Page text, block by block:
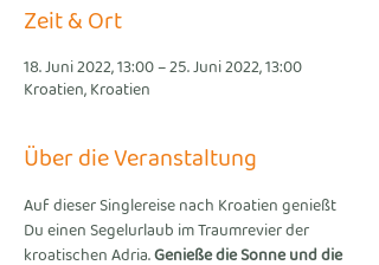
Zeit & Ort
18. Juni 2022, 13:00 – 25. Juni 2022, 13:00
Kroatien, Kroatien
Über die Veranstaltung
Auf dieser Singlereise nach Kroatien genießt
Du einen Segelurlaub im Traumrevier der
kroatischen Adria. Genieße die Sonne und die